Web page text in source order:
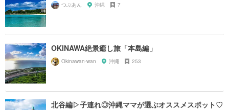
つぶあん 沖縄 7
OKINAWA絶景癒し旅「本島編」
Okinawan-wan 沖縄 253
北谷編▷子連れ◎沖縄ママが選ぶオススメスポット♡